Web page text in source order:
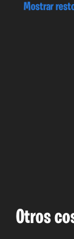
Mostrar
Otros